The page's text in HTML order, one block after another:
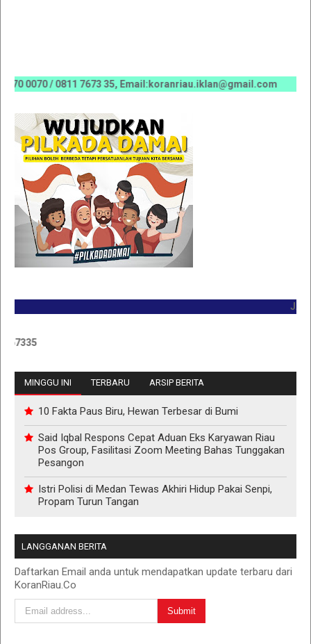
0070 / 0811 7673 35, Email:koranriau.iklan@gmail.com
MINGGU INI TERBARU ARSIP BERITA
10 Fakta Paus Biru, Hewan Terbesar di Bumi
Said Iqbal Respons Cepat Aduan Eks Karyawan Riau
Pos Group, Fasilitasi Zoom Meeting Bahas Tunggakan
Pesangon
Istri Polisi di Medan Tewas Akhiri Hidup Pakai Senpi,
Propam Turun Tangan
LANGGANAN BERITA
Daftarkan Email anda untuk mendapatkan update terbaru dari
KoranRiau.Co